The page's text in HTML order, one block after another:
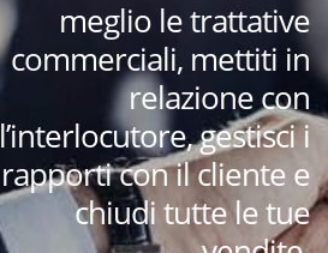
meglio le trattative
commerciali, mettiti in
relazione con
l’interlocutore, gestisci i
rapporti con il cliente e
chiudi tutte le tue